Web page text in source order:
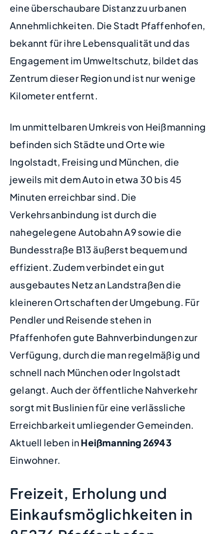
eine überschaubare Distanz zu urbanen
Annehmlichkeiten. Die Stadt Pfaffenhofen,
bekannt für ihre Lebensqualität und das
Engagement im Umweltschutz, bildet das
Zentrum dieser Region und ist nur wenige
Kilometer entfernt.
Im unmittelbaren Umkreis von Heißmanning
befinden sich Städte und Orte wie
Ingolstadt, Freising und München, die
jeweils mit dem Auto in etwa 30 bis 45
Minuten erreichbar sind. Die
Verkehrsanbindung ist durch die
nahegelegene Autobahn A9 sowie die
Bundesstraße B13 äußerst bequem und
effizient. Zudem verbindet ein gut
ausgebautes Netz an Landstraßen die
kleineren Ortschaften der Umgebung. Für
Pendler und Reisende stehen in
Pfaffenhofen gute Bahnverbindungen zur
Verfügung, durch die man regelmäßig und
schnell nach München oder Ingolstadt
gelangt. Auch der öffentliche Nahverkehr
sorgt mit Buslinien für eine verlässliche
Erreichbarkeit umliegender Gemeinden.
Aktuell leben in Heißmanning26943
Einwohner.
Freizeit, Erholung und
Einkaufsmöglichkeiten in